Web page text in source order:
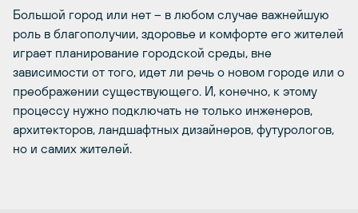
Большой город или нет – в любом случае важнейшую
роль в благополучии, здоровье и комфорте его жителей
играет планирование городской среды, вне
зависимости от того, идет ли речь о новом городе или о
преображении существующего. И, конечно, к этому
процессу нужно подключать не только инженеров,
архитекторов, ландшафтных дизайнеров, футурологов,
но и самих жителей.